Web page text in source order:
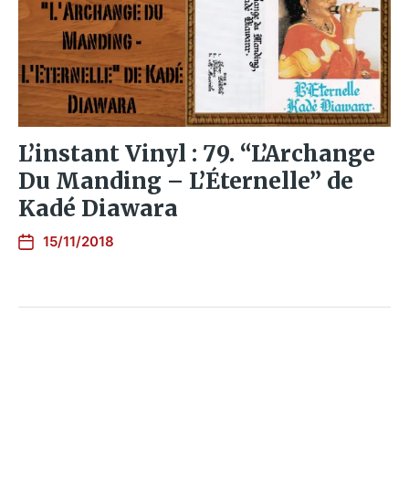
L’instant Vinyl : 79. “L’Archange
Du Manding – L’Éternelle” de
Kadé Diawara
15/11/2018